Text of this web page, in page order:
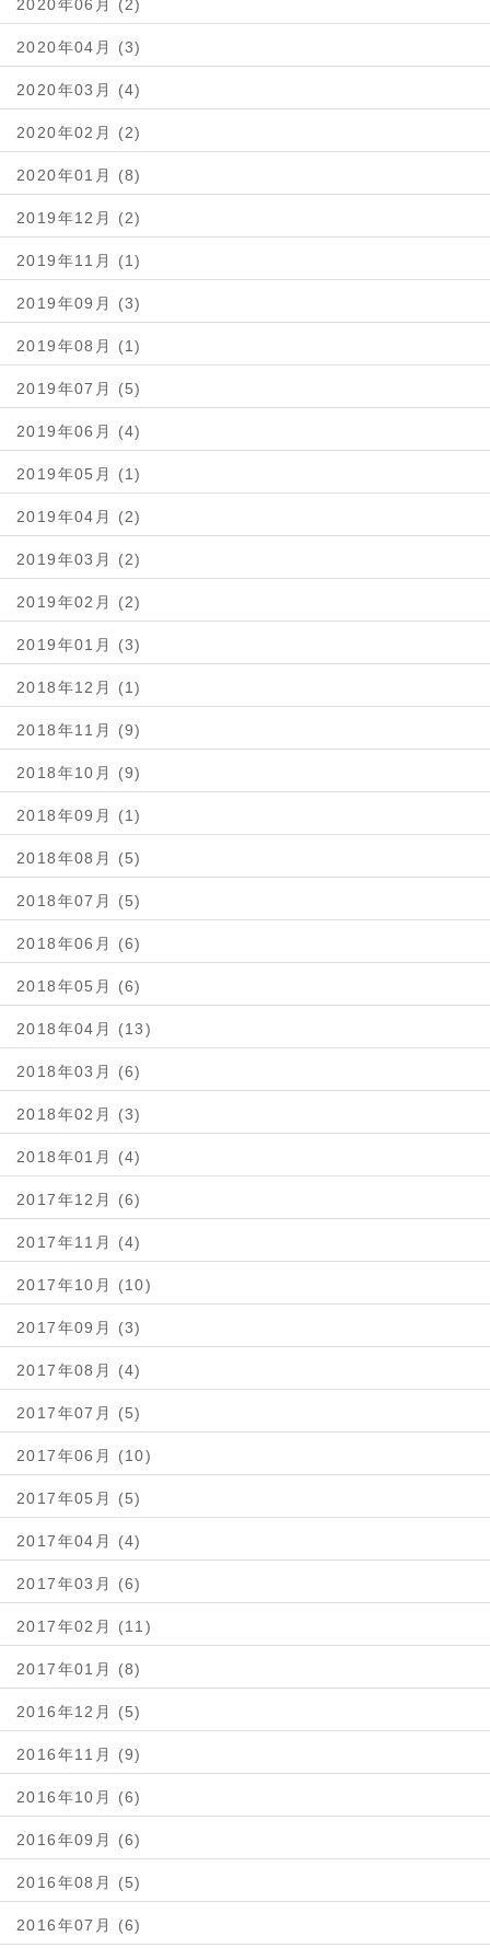
2020年06月 (2)
2020年04月 (3)
2020年03月 (4)
2020年02月 (2)
2020年01月 (8)
2019年12月 (2)
2019年11月 (1)
2019年09月 (3)
2019年08月 (1)
2019年07月 (5)
2019年06月 (4)
2019年05月 (1)
2019年04月 (2)
2019年03月 (2)
2019年02月 (2)
2019年01月 (3)
2018年12月 (1)
2018年11月 (9)
2018年10月 (9)
2018年09月 (1)
2018年08月 (5)
2018年07月 (5)
2018年06月 (6)
2018年05月 (6)
2018年04月 (13)
2018年03月 (6)
2018年02月 (3)
2018年01月 (4)
2017年12月 (6)
2017年11月 (4)
2017年10月 (10)
2017年09月 (3)
2017年08月 (4)
2017年07月 (5)
2017年06月 (10)
2017年05月 (5)
2017年04月 (4)
2017年03月 (6)
2017年02月 (11)
2017年01月 (8)
2016年12月 (5)
2016年11月 (9)
2016年10月 (6)
2016年09月 (6)
2016年08月 (5)
2016年07月 (6)